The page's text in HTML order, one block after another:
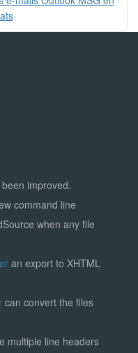
been improved.
command line
when any file
an export to XHTML
can convert the files
multiple line headers